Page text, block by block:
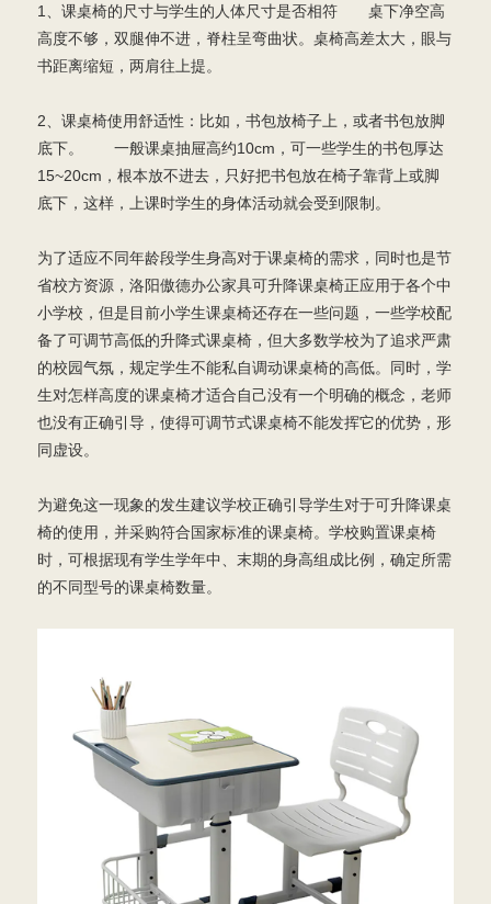
1、课桌椅的尺寸与学生的人体尺寸是否相符 桌下净空高
高度不够，双腿伸不进，脊柱呈弯曲状。桌椅高差太大，眼与
书距离缩短，两肩往上提。
2、课桌椅使用舒适性：比如，书包放椅子上，或者书包放脚
底下。 一般课桌抽屉高约10cm，可一些学生的书包厚达
15~20cm，根本放不进去，只好把书包放在椅子靠背上或脚
底下，这样，上课时学生的身体活动就会受到限制。
为了适应不同年龄段学生身高对于课桌椅的需求，同时也是节
省校方资源，洛阳傲德办公家具可升降课桌椅正应用于各个中
小学校，但是目前小学生课桌椅还存在一些问题，一些学校配
备了可调节高低的升降式课桌椅，但大多数学校为了追求严肃
的校园气氛，规定学生不能私自调动课桌椅的高低。同时，学
生对怎样高度的课桌椅才适合自己没有一个明确的概念，老师
也没有正确引导，使得可调节式课桌椅不能发挥它的优势，形
同虚设。
为避免这一现象的发生建议学校正确引导学生对于可升降课桌
椅的使用，并采购符合国家标准的课桌椅。学校购置课桌椅
时，可根据现有学生学年中、末期的身高组成比例，确定所需
的不同型号的课桌椅数量。